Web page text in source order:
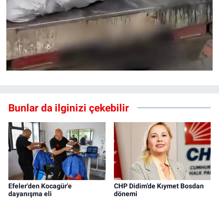
Bunlar da ilginizi çekebilir
Efeler'den Kocagür'e
dayanışma eli
CHP Didim’de Kıymet Bosdan
dönemi